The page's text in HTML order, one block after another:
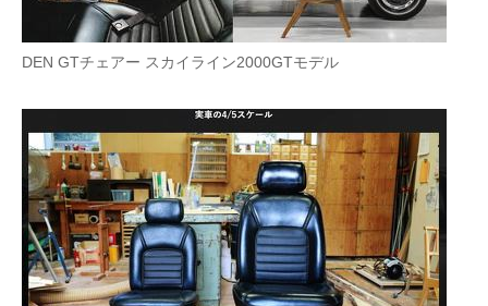
DEN GTチェアー スカイライン2000GTモデル